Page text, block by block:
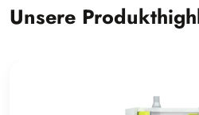
Unsere